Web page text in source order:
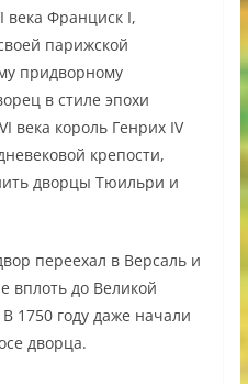
века Франциск I,
парижской
придворному
в стиле эпохи
века король Генрих IV
крепости,
дворцы Тюильри и
переехал в Версаль и
вплоть до Великой
1750 году даже начали
дворца.